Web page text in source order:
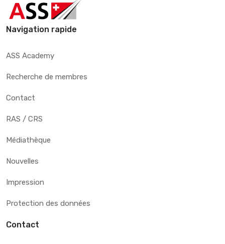
Navigation rapide
ASS Academy
Recherche de membres
Contact
RAS / CRS
Médiathèque
Nouvelles
Impression
Protection des données
Contact